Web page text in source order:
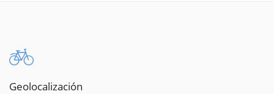
Geolocalización